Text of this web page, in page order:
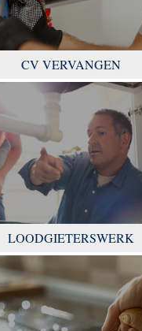
CV VERVANGEN
LOODGIETERSWERK